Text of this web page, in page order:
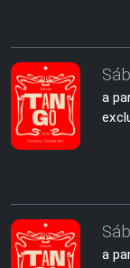
a
a